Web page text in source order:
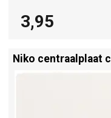
3,95
Niko centraalplaat